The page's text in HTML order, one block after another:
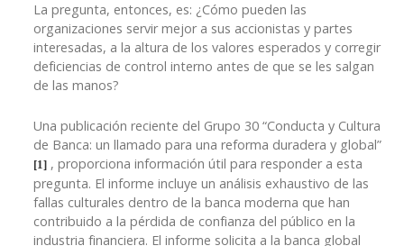
La pregunta, entonces, es: ¿Cómo pueden las
organizaciones servir mejor a sus accionistas y partes
interesadas, a la altura de los valores esperados y corregir
deficiencias de control interno antes de que se les salgan
de las manos?
Una publicación reciente del Grupo 30 “Conducta y Cultura
de Banca: un llamado para una reforma duradera y global”
[1] , proporciona información útil para responder a esta
pregunta. El informe incluye un análisis exhaustivo de las
fallas culturales dentro de la banca moderna que han
contribuido a la pérdida de confianza del público en la
industria financiera. El informe solicita a la banca global